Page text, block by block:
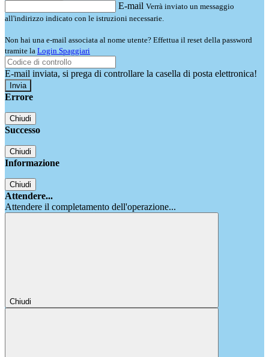
E-mail Verrà inviato un messaggio
all'indirizzo indicato con le istruzioni necessarie.
Non hai una e-mail associata al nome utente? Effettua il reset della password
tramite la Login Spaggiari
E-mail inviata, si prega di controllare la casella di posta elettronica!
Errore
Chiudi
Successo
Chiudi
Informazione
Chiudi
Attendere...
Attendere il completamento dell'operazione...
Chiudi